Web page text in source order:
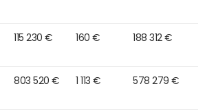
115 230 € 160 € 188 312 €
803 520 € 1 113 € 578 279 €